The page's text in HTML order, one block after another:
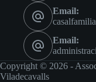
Email:
Email:
Copyright © 2026 -
Viladecavalls